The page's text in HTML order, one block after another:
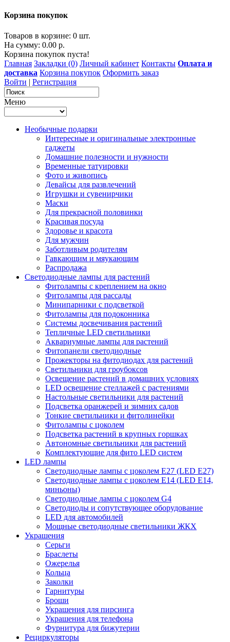
Корзина покупок
Товаров в корзине: 0 шт.
На сумму: 0.00 р.
Корзина покупок пуста!
Главная Закладки (0) Личный кабинет Контакты Оплата и
доставка Корзина покупок Оформить заказ
Войти | Регистрация
Меню
Необычные подарки
Интересные и оригинальные электронные
гаджеты
Домашние полезности и нужности
Временные татуировки
Фото и живопись
Девайсы для развлечений
Игрушки и сувенирчики
Маски
Для прекрасной половинки
Красивая посуда
Здоровье и красота
Для мужчин
Заботливым родителям
Гавкающим и мяукающим
Распродажа
Светодиодные лампы для растений
Фитолампы с креплением на окно
Фитолампы для рассады
Минипарники с подсветкой
Фитолампы для подоконника
Системы досвечивания растений
Тепличные LED светильники
Аквариумные лампы для растений
Фитопанели светодиодные
Прожекторы на фитодиодах для растений
Светильники для гроубоксов
Освещение растений в домашних условиях
LED освещение стеллажей с растениями
Настольные светильники для растений
Подсветка оранжерей и зимних садов
Тонкие светильники и фитолинейки
Фитолампы с цоколем
Подсветка растений в крупных горшках
Автономные светильники для растений
Комплектующие для фито LED систем
LED лампы
Светодиодные лампы с цоколем Е27 (LED E27)
Светодиодные лампы с цоколем Е14 (LED E14,
миньоны)
Светодиодные лампы с цоколем G4
Светодиоды и сопутствующее оборудование
LED для автомобилей
Мощные светодиодные светильники ЖКХ
Украшения
Серьги
Браслеты
Ожерелья
Кольца
Заколки
Гарнитуры
Броши
Украшения для пирсинга
Украшения для телефона
Фурнитура для бижутерии
Рециркуляторы